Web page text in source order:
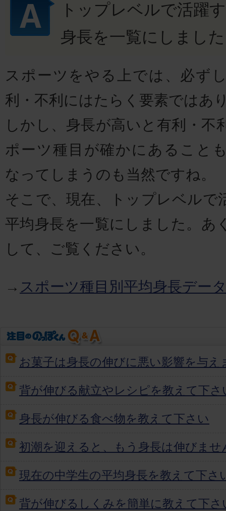
トップレベルで活躍
身長を一覧にしました
スポーツをやる上では、必ず
利・不利にはたらく要素ではあ
しかし、身長が高いと有利・不
ポーツ種目が確かにあること
なってしまうのも当然ですね。
そこで、現在、トップレベルで
平均身長を一覧にしました。あ
して、ご覧ください。
→ スポーツ種目別平均身長デー
お菓子は身長の伸びに悪い影響を与え
背が伸びる献立やレシピを教えて下さ
身長が伸びる食べ物を教えて下さい
初潮を迎えると、もう身長は伸びませ
現在の中学生の平均身長を教えて下さ
背が伸びるしくみを簡単に教えて下さ